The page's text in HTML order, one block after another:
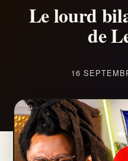
Articles
Nous soutenir
Le lourd
de
16